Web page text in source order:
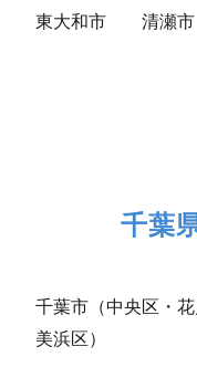
東大和市 清瀬市
千葉
千葉市（中央区・
美浜区）